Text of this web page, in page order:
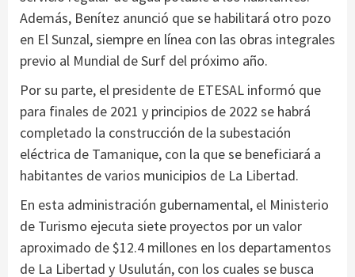
Además, Benítez anunció que se habilitará otro pozo
en El Sunzal, siempre en línea con las obras integrales
previo al Mundial de Surf del próximo año.
Por su parte, el presidente de ETESAL informó que
para finales de 2021 y principios de 2022 se habrá
completado la construcción de la subestación
eléctrica de Tamanique, con la que se beneficiará a
habitantes de varios municipios de La Libertad.
En esta administración gubernamental, el Ministerio
de Turismo ejecuta siete proyectos por un valor
aproximado de $12.4 millones en los departamentos
de La Libertad y Usulután, con los cuales se busca